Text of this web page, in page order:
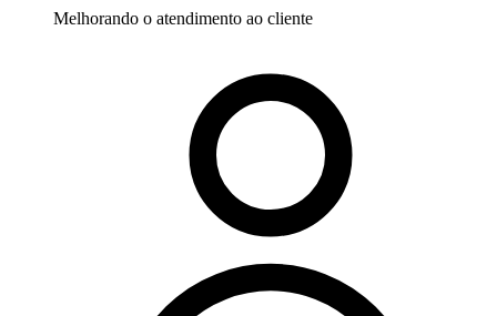
Melhorando o atendimento ao cliente